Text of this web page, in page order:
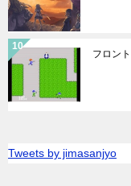
フロン
Tweets by jimasanjyo